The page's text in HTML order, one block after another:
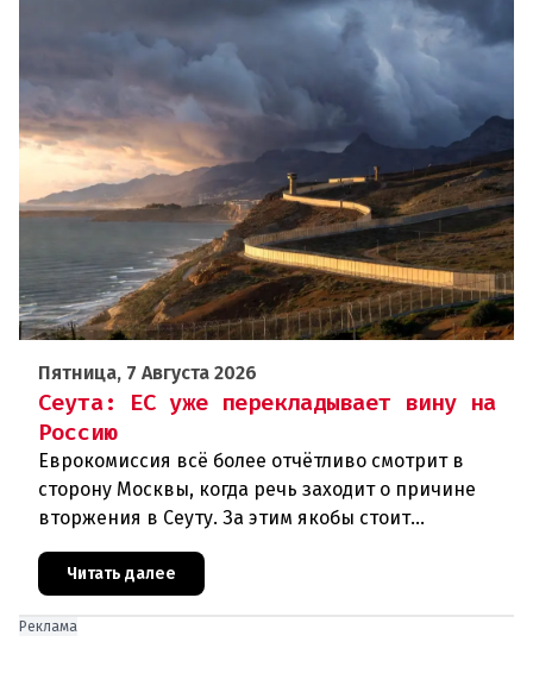
Пятница, 7 Августа 2026
Сеута: ЕС уже перекладывает вину на
Россию
Еврокомиссия всё более отчётливо смотрит в
сторону Москвы, когда речь заходит о причине
вторжения в Сеуту. За этим якобы стоит
дней около 72 000 человек п
Читать далее
Реклама